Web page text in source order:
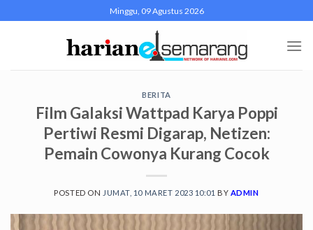
to
Minggu, 09 Agustus 2026
BERITA
Film Galaksi Wattpad Karya Poppi
Pertiwi Resmi Digarap, Netizen:
Pemain Cowonya Kurang Cocok
POSTED ON JUMAT, 10 MARET 2023 10:01 BY ADMIN